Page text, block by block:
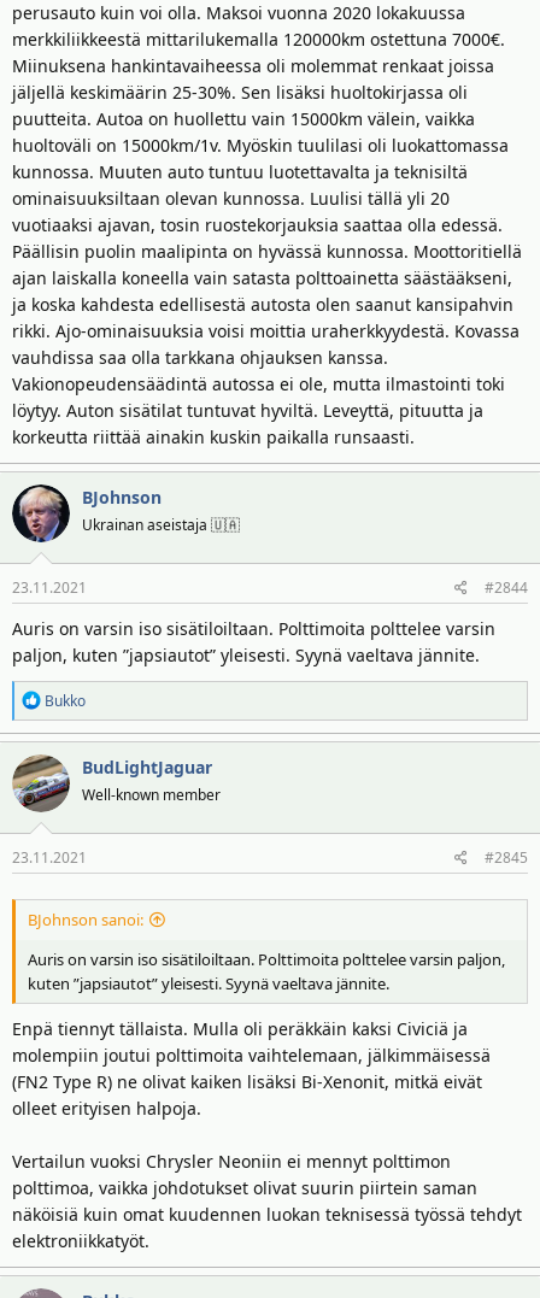
perusauto kuin voi olla. Maksoi vuonna 2020 lokakuussa
merkkiliikkeestä mittarilukemalla 120000km ostettuna 7000€.
Miinuksena hankintavaiheessa oli molemmat renkaat joissa
jäljellä keskimäärin 25-30%. Sen lisäksi huoltokirjassa oli
puutteita. Autoa on huollettu vain 15000km välein, vaikka
huoltoväli on 15000km/1v. Myöskin tuulilasi oli luokattomassa
kunnossa. Muuten auto tuntuu luotettavalta ja teknisiltä
ominaisuuksiltaan olevan kunnossa. Luulisi tällä yli 20
vuotiaaksi ajavan, tosin ruostekorjauksia saattaa olla edessä.
Päällisin puolin maalipinta on hyvässä kunnossa. Moottoritiellä
ajan laiskalla koneella vain satasta polttoainetta säästääkseni,
ja koska kahdesta edellisestä autosta olen saanut kansipahvin
rikki. Ajo-ominaisuuksia voisi moittia uraherkkyydestä. Kovassa
vauhdissa saa olla tarkkana ohjauksen kanssa.
Vakionopeudensäädintä autossa ei ole, mutta ilmastointi toki
löytyy. Auton sisätilat tuntuvat hyviltä. Leveyttä, pituutta ja
korkeutta riittää ainakin kuskin paikalla runsaasti.
BJohnson
Ukrainan aseistaja 🇺🇦
23.11.2021 #2844
Auris on varsin iso sisätiloiltaan. Polttimoita polttelee varsin
paljon, kuten ”japsiautot” yleisesti. Syynä vaeltava jännite.
R
e
a
k
t
i
o
t
Bukko
BudLightJaguar
Well-known member
23.11.2021 #2845
BJohnson sanoi:
Auris on varsin iso sisätiloiltaan. Polttimoita polttelee varsin paljon,
kuten ”japsiautot” yleisesti. Syynä vaeltava jännite.
Enpä tiennyt tällaista. Mulla oli peräkkäin kaksi Civiciä ja
molempiin joutui polttimoita vaihtelemaan, jälkimmäisessä
(FN2 Type R) ne olivat kaiken lisäksi Bi-Xenonit, mitkä eivät
olleet erityisen halpoja.
Vertailun vuoksi Chrysler Neoniin ei mennyt polttimon
polttimoa, vaikka johdotukset olivat suurin piirtein saman
näköisiä kuin omat kuudennen luokan teknisessä työssä tehdyt
elektroniikkatyöt.